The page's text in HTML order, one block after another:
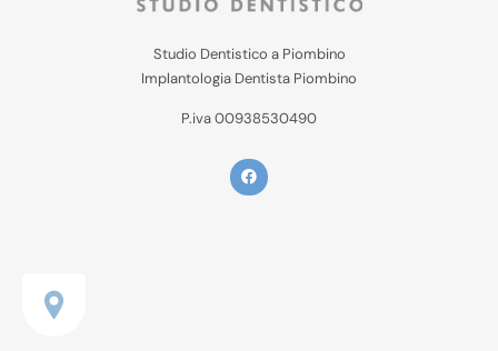
Studio Dentistico a Piombino
Implantologia Dentista Piombino
P.iva 00938530490